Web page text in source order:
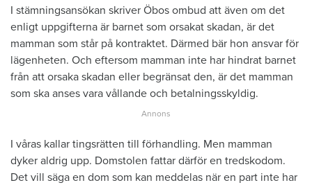
I stämningsansökan skriver Öbos ombud att även om det
enligt uppgifterna är barnet som orsakat skadan, är det
mamman som står på kontraktet. Därmed bär hon ansvar för
lägenheten. Och eftersom mamman inte har hindrat barnet
från att orsaka skadan eller begränsat den, är det mamman
som ska anses vara vållande och betalningsskyldig.
I våras kallar tingsrätten till förhandling. Men mamman
dyker aldrig upp. Domstolen fattar därför en tredskodom.
Det vill säga en dom som kan meddelas när en part inte har